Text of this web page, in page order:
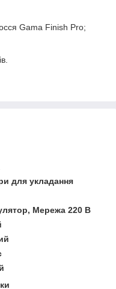
Gama Finish Pro;
для укладання
Мережа 220 В